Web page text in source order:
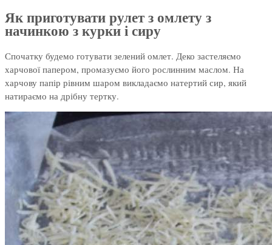
Як приготувати рулет з омлету з
начинкою з курки і сиру
Спочатку будемо готувати зелений омлет. Деко застеляємо
харчової папером, промазуємо його рослинним маслом. На
харчову папір рівним шаром викладаємо натертий сир, який
натираємо на дрібну тертку.